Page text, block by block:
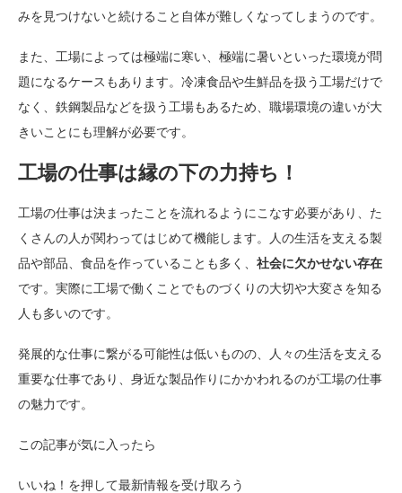
みを見つけないと続けること自体が難しくなってしまうのです。
また、工場によっては極端に寒い、極端に暑いといった環境が問
題になるケースもあります。冷凍食品や生鮮品を扱う工場だけで
なく、鉄鋼製品などを扱う工場もあるため、職場環境の違いが大
きいことにも理解が必要です。
工場の仕事は縁の下の力持ち！
工場の仕事は決まったことを流れるようにこなす必要があり、た
くさんの人が関わってはじめて機能します。人の生活を支える製
品や部品、食品を作っていることも多く、 社会に欠かせない存在
です。実際に工場で働くことでものづくりの大切や大変さを知る
人も多いのです。
発展的な仕事に繋がる可能性は低いものの、人々の生活を支える
重要な仕事であり、身近な製品作りにかかわれるのが工場の仕事
の魅力です。
この記事が気に入ったら
いいね！を押して最新情報を受け取ろう